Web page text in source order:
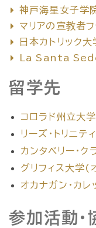
神戸海星女子学
マリアの宣教者
日本カトリック大
La Santa
留学先
コロラド州立大
リーズ・トリニテ
カンタベリー・ク
グリフィス大学(
オカナガン・カ
参加活動・